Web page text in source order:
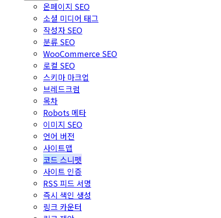
온페이지 SEO
소셜 미디어 태그
작성자 SEO
분류 SEO
WooCommerce SEO
로컬 SEO
스키마 마크업
브레드크럼
목차
Robots 메타
이미지 SEO
언어 버전
사이트맵
코드 스니펫
사이트 인증
RSS 피드 서명
즉시 색인 생성
링크 카운터